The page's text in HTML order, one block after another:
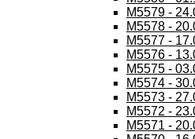
M5579 -
M5578 -
M5577 -
M5576 -
M5575 -
M5574 -
M5573 -
M5572 -
M5571 -